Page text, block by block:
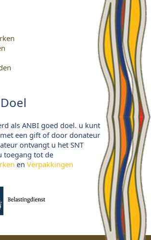
als ANBI goed doel. u kunt
een gift of door donateur
ontvangt u het SNT
toegang tot de
en Verpakkingen